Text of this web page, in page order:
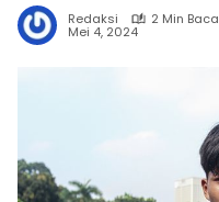
Redaksi 2 Min Baca
Mei 4, 2024